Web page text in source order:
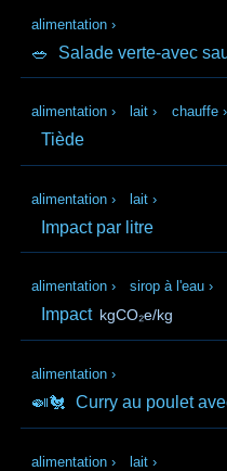
alimentation ›
🥗 Salade verte-avec
alimentation › lait › chauffe ›
Tiède
alimentation › lait ›
Impact par litre
alimentation › sirop à l'eau ›
Impact kgCO₂e/kg
alimentation ›
🍛🐔 Curry au poulet
alimentation › lait ›